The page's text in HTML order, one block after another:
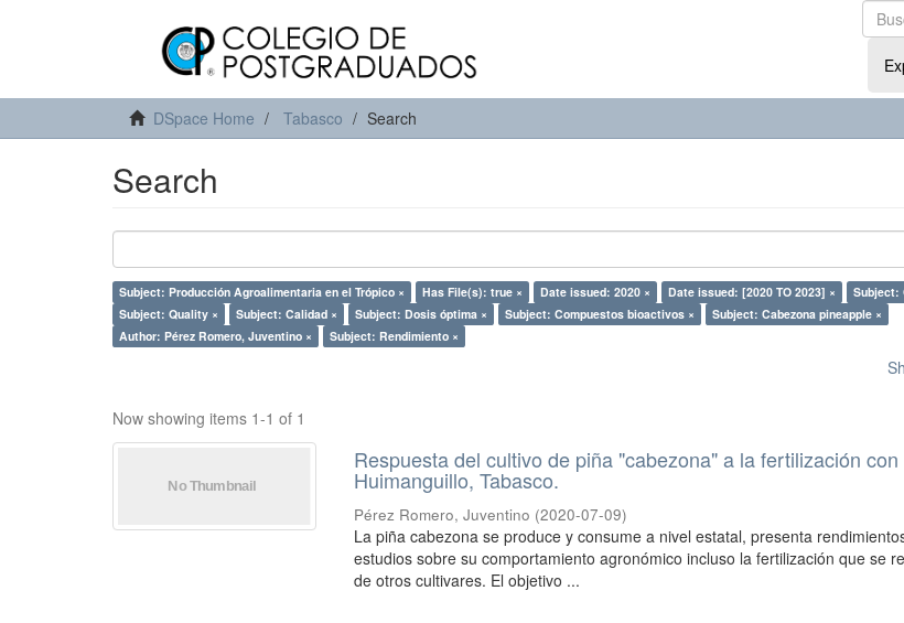
DSpace Home Tabasco Search
Search
Subject: Producción Agroalimentaria en el Trópico × Has File(s): true × Date issued: 2020 × Date issued: [2020 TO 2023] ×
Subject:
Subject: Quality ×
Subject: Calidad × Subject: Dosis óptima × Subject: Compuestos bioactivos ×
Subject: Cabezona pineapple ×
Author: Pérez Romero, Juventino ×
Subject: Rendimiento ×
Now showing items 1-1 of 1
Respuesta del cultivo de piña "cabezona" a la fertilización
Huimanguillo, Tabasco.
Pérez Romero, Juventino (2020-07-09)
La piña cabezona se produce y consume a nivel estatal, presenta
estudios sobre su comportamiento agronómico incluso la fertilización que se
de otros cultivares. El objetivo ...